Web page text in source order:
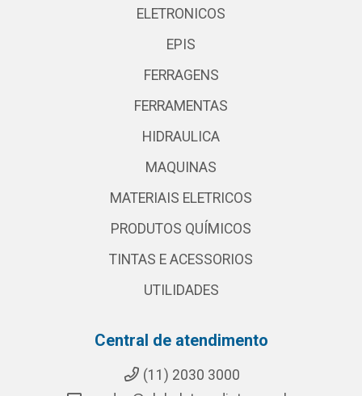
ELETRONICOS
EPIS
FERRAGENS
FERRAMENTAS
HIDRAULICA
MAQUINAS
MATERIAIS ELETRICOS
PRODUTOS QUÍMICOS
TINTAS E ACESSORIOS
UTILIDADES
Central de atendimento
(11) 2030 3000